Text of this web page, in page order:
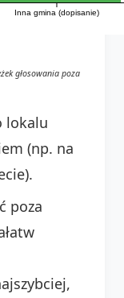
Inna gmina (dopisanie)
głosowania poza
lokalu
(np. na
poza